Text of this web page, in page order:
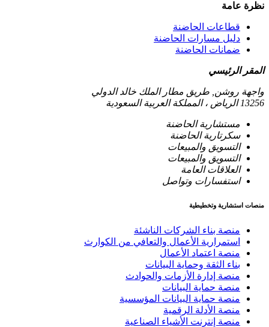
نظرة عامة
قطاعات الحاضنة
دليل مسارات الحاضنة
ضمانات الحاضنة
المقر الرئيسي
واجهة روشن, طريق مطار الملك خالد الدولي
13256 الرياض ، المملكة العربية السعودية
مستشارية الحاضنة
سكرتارية الحاضنة
التسويق والمبيعات
التسويق والمبيعات
العلاقات العامة
استفسارات وتواصل
منصات استشارية وتخطيطية
منصة بناء الشركات الناشئة
استمرارية الأعمال والتعافي من الكوارث
منصة اعتماد الأعمال
بناء الثقة وحماية البيانات
منصة إدارة الأزمات والحوادث
منصة حماية البيانات
منصة حماية البيانات المؤسسية
منصة الأدلة الرقمية
منصة إنترنت الأشياء الصناعية